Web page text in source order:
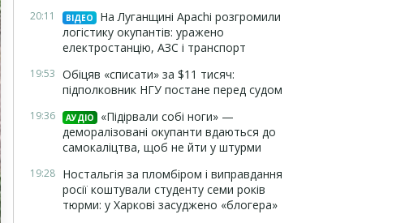
20:11 ВІДЕО
На Луганщині Apachi розгромили
логістику окупантів: уражено
електростанцію, АЗС і транспорт
19:53 Обіцяв «списати» за $11 тисяч:
підполковник НГУ постане перед судом
19:36 АУДІО
«Підірвали собі ноги» —
деморалізовані окупанти вдаються до
самокаліцтва, щоб не йти у штурми
19:28 Ностальгія за пломбіром і виправдання
росії коштували студенту семи років
тюрми: у Харкові засуджено «блогера»